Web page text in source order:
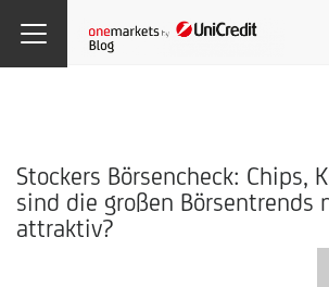
Stockers Börsencheck: Chips,
sind die großen Börsentrends
attraktiv?